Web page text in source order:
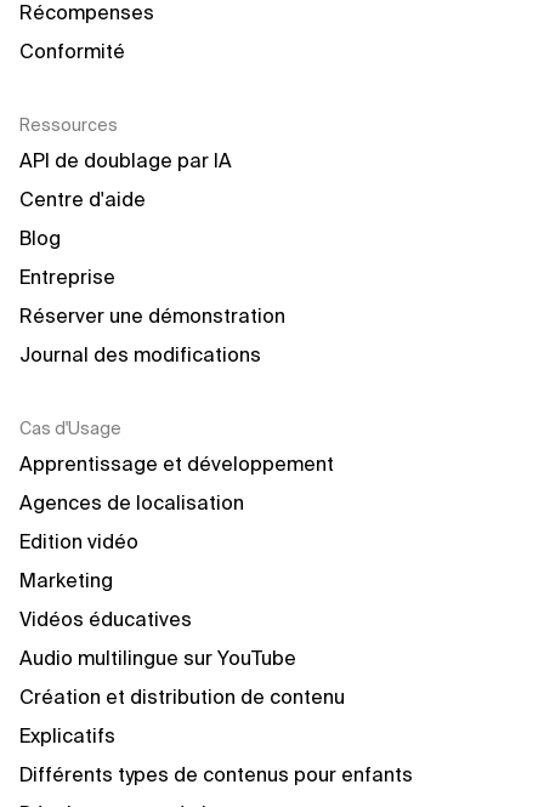
Récompenses
Conformité
Ressources
API de doublage par IA
Centre d'aide
Blog
Entreprise
Réserver une démonstration
Journal des modifications
Cas d'Usage
Apprentissage et développement
Agences de localisation
Edition vidéo
Marketing
Vidéos éducatives
Audio multilingue sur YouTube
Création et distribution de contenu
Explicatifs
Différents types de contenus pour enfants